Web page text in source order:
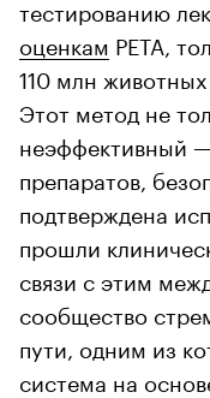
00:00 /
тестированию
оценкам РЕТА,
110 млн
Этот метод не
неэффективный
препаратов,
подтверждена
прошли
связи с этим
сообщество
пути, одним из
система на